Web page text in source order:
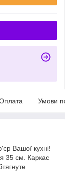
Умови
Вашої кухні!
35 см. Каркас